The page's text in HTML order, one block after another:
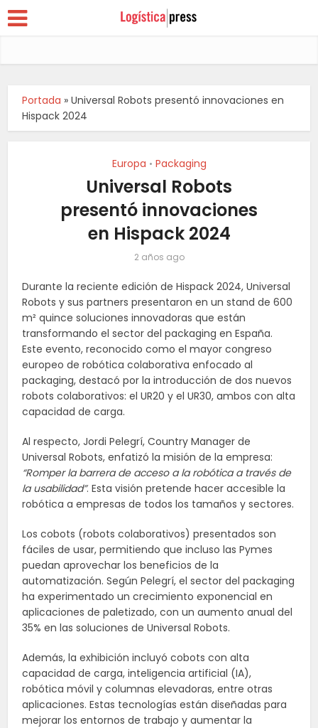
Portada »Universal Robots presentó innovaciones en
Hispack 2024
Europa • Packaging
Universal Robots
presentó innovaciones
en Hispack 2024
2 años ago
Durante la reciente edición de Hispack 2024, Universal
Robots y sus partners presentaron en un stand de 600
m² quince soluciones innovadoras que están
transformando el sector del packaging en España.
Este evento, reconocido como el mayor congreso
europeo de robótica colaborativa enfocado al
packaging, destacó por la introducción de dos nuevos
robots colaborativos: el UR20 y el UR30, ambos con alta
capacidad de carga.
Al respecto, Jordi Pelegrí, Country Manager de
Universal Robots, enfatizó la misión de la empresa:
“Romper la barrera de acceso a la robótica a través de
la usabilidad”. Esta visión pretende hacer accesible la
robótica a empresas de todos los tamaños y sectores.
Los cobots (robots colaborativos) presentados son
fáciles de usar, permitiendo que incluso las Pymes
puedan aprovechar los beneficios de la
automatización. Según Pelegrí, el sector del packaging
ha experimentado un crecimiento exponencial en
aplicaciones de paletizado, con un aumento anual del
35% en las soluciones de Universal Robots.
Además, la exhibición incluyó cobots con alta
capacidad de carga, inteligencia artificial (IA),
robótica móvil y columnas elevadoras, entre otras
aplicaciones. Estas tecnologías están diseñadas para
mejorar los entornos de trabajo y aumentar la